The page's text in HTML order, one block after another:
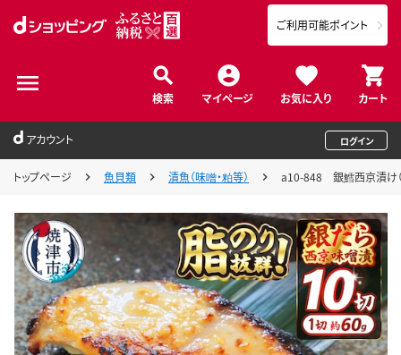
検索 マイページ お気に入り カート
ご利用可能ポイント
アカウント ログイン
トップページ 魚貝類 漬魚（味噌・粕等） a10-848 銀鱈西京漬け